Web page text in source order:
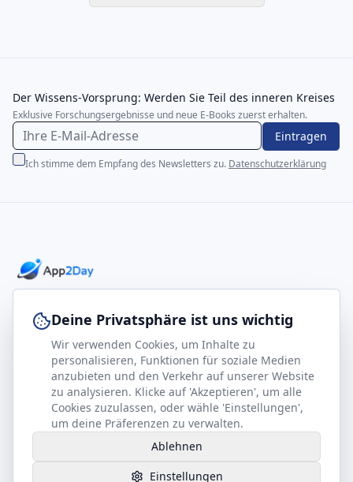
Der Wissens-Vorsprung: Werden Sie Teil des inneren Kreises
Exklusive Forschungsergebnisse und neue E-Books zuerst erhalten.
Eintragen
Ich stimme dem Empfang des Newsletters zu. Datenschutzerklärung
footer.company
Kontakt
Partner werden
Gesundheits-Kompass
Rechtliches
Impressum
Datenschutz
AGB
Deine Privatsphäre ist uns wichtig
Wir verwenden Cookies, um Inhalte zu
personalisieren, Funktionen für soziale Medien
anzubieten und den Verkehr auf unserer Website
zu analysieren. Klicke auf 'Akzeptieren', um alle
Cookies zuzulassen, oder wähle 'Einstellungen',
um deine Präferenzen zu verwalten.
Ablehnen
Einstellungen
Hilfe benötigt?